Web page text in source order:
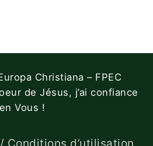
Christiana – FPEC
de Jésus, j’ai confiance
en Vous !
Conditions d’utilisation